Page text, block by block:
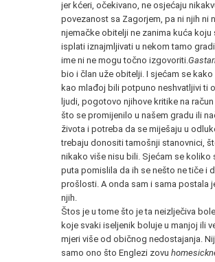
jer kćeri, očekivano, ne osjećaju
povezanost sa Zagorjem, pa ni njih ni
njemačke obitelji ne zanima kuća koju
isplati iznajmljivati u nekom tamo
ime ni ne mogu točno izgovoriti.
bio i član uže obitelji. I sjećam se kako
kao mlađoj bili potpuno neshvatljivi ti
ljudi, pogotovo njihove kritike na
što se promijenilo u našem gradu ili
života i potreba da se miješaju u
trebaju donositi tamošnji stanovnici,
nikako više nisu bili. Sjećam se koliko
puta pomislila da ih se nešto ne tiče i
prošlosti. A onda sam i sama postala
njih.
Štos je u tome što je ta neizlječiva
koje svaki iseljenik boluje u manjoj ili
mjeri više od običnog nedostajanja.
samo ono što Englezi zovu